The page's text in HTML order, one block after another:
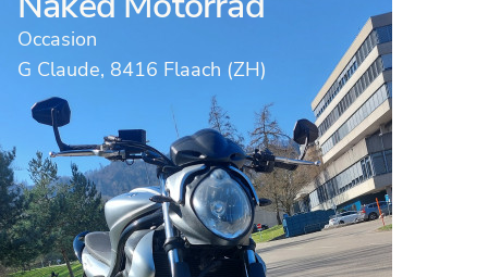
Occasion
G Claude, 8416 Flaach (ZH)
Motorrad Occasion
Naked Motorrad
SUZUKI
SFV 650 Gladius
Dieses Fahrzeug wurde verkauft.